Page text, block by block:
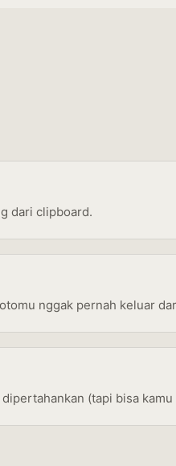
dari clipboard.
nggak pernah keluar
(tapi bisa kamu